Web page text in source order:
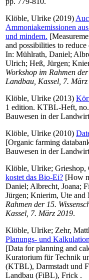
Klöble, Ulrike (2019)
Ammoniakemissionen
und mindern.
and possibilities to
In: Mühlrath, Daniel;
Ulrich; Heß, Jürgen;
Workshop im Rahmen
Landbau, Kassel, 7.
Klöble, Ulrike (2013)
1 edition. KTBL-Heft,
Bauwesen in der
Klöble, Ulrike (2010)
[Organic farming
Bauwesen in der
Klöble, Ulrike; Grieshop,
kostet das Bio-Ei? [How
Daniel; Albrecht, Joana;
Jürgen; Knierim, Ute and
Rahmen der 15.
Kassel, 7. März 2019.
Klöble, Ulrike; Zehr,
Planungs- und
[Data for planning and
Kuratorium für Technik
(KTBL), Darmstadt und
Landbau (FiBL), Frick .